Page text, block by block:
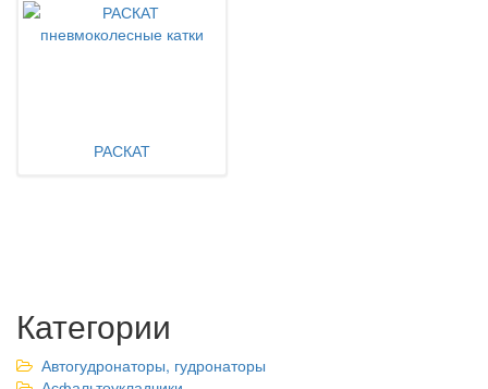
РАСКАТ
Категории
Автогудронаторы, гудронаторы